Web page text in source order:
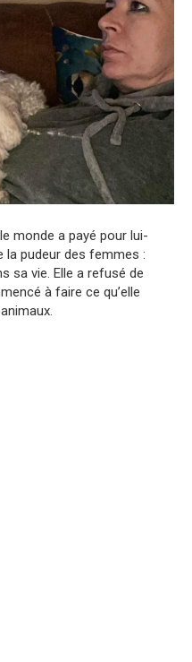
monde a payé pour lui-
la pudeur des femmes :
sa vie. Elle a refusé de
à faire ce qu’elle